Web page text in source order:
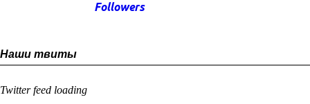
Followers
Наши твиты
Twitter feed loading